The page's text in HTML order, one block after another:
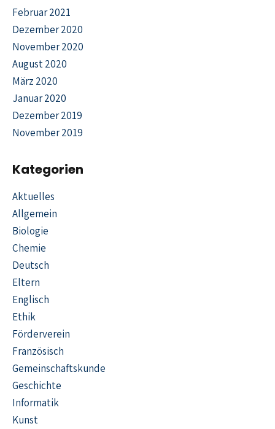
Februar 2021
Dezember 2020
November 2020
August 2020
März 2020
Januar 2020
Dezember 2019
November 2019
Kategorien
Aktuelles
Allgemein
Biologie
Chemie
Deutsch
Eltern
Englisch
Ethik
Förderverein
Französisch
Gemeinschaftskunde
Geschichte
Informatik
Kunst